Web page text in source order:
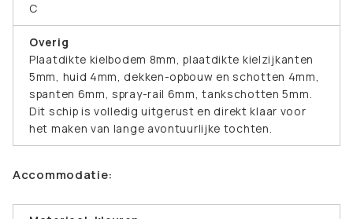
C
Overig
Plaatdikte kielbodem 8mm, plaatdikte kielzijkanten
5mm, huid 4mm, dekken-opbouw en schotten 4mm,
spanten 6mm, spray-rail 6mm, tankschotten 5mm.
Dit schip is volledig uitgerust en direkt klaar voor
het maken van lange avontuurlijke tochten.
Accommodatie: